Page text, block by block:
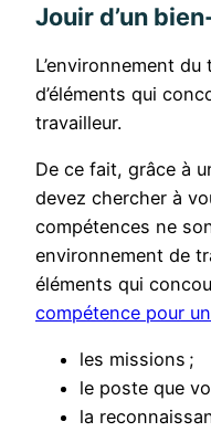
Jouir d’un
L’environnement
d’éléments qui
travailleur.
De ce fait, grâce à
devez chercher à
compétences ne
environnement de
éléments qui
compétence pour
les missions ;
le poste que
la